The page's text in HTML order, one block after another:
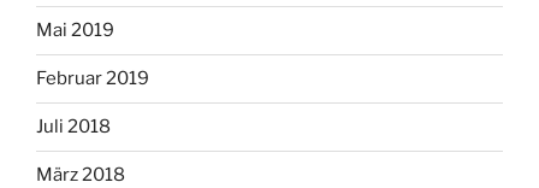
Mai 2019
Februar 2019
Juli 2018
März 2018